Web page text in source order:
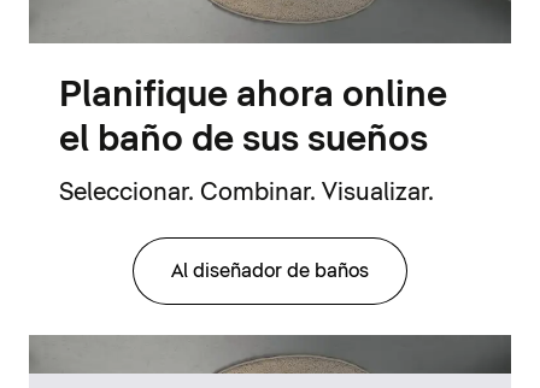
Planifique ahora online
el baño de sus sueños
Seleccionar. Combinar. Visualizar.
Al diseñador de baños